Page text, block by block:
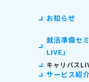
お知らせ
就活準備セ
LIVE」
キャリパス
サービス紹介